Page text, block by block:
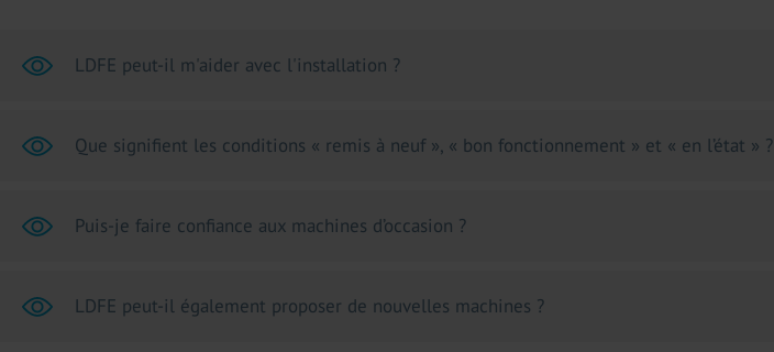
LDFE peut-il m'aider avec l'installation ?
Que signifient les conditions « remis à neuf », « bon fonctionnement » et « en l’état » ?
Puis-je faire confiance aux machines d’occasion ?
LDFE peut-il également proposer de nouvelles machines ?